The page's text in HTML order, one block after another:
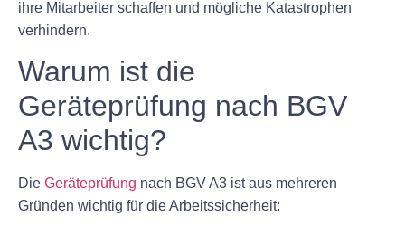
ihre Mitarbeiter schaffen und mögliche Katastrophen
verhindern.
Warum ist die
Geräteprüfung nach BGV
A3 wichtig?
Die Geräteprüfung nach BGV A3 ist aus mehreren
Gründen wichtig für die Arbeitssicherheit: